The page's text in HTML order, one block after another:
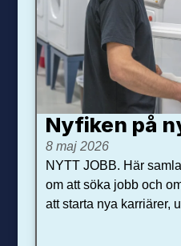
Nyfiken på
8 maj 2026
NYTT JOBB. Här
om att söka jobb och
att starta nya karriärer,